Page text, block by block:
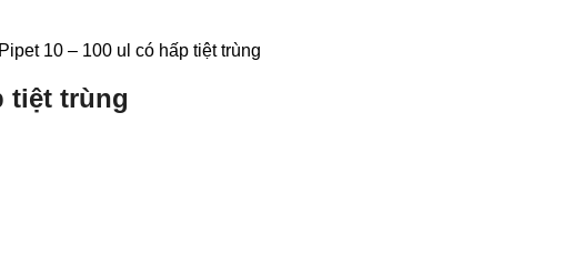
Pipet 10 – 100 ul có hấp tiệt trùng
tiệt trùng